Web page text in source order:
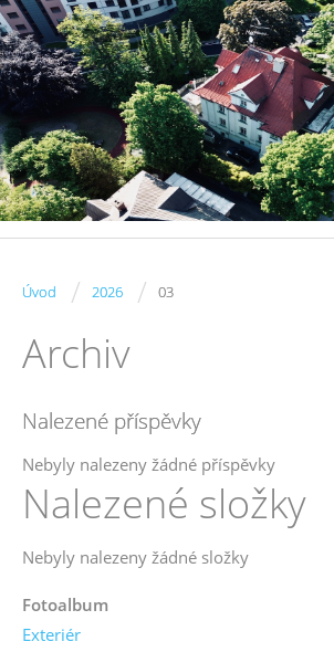
Úvod / 2026 / 03
Archiv
Nalezené příspěvky
Nebyly nalezeny žádné příspěvky
Nalezené složky
Nebyly nalezeny žádné složky
Fotoalbum
Exteriér